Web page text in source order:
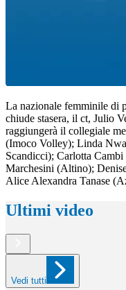
La nazionale femminile di
chiude stasera, il ct, Julio
raggiungerà il collegiale
(Imoco Volley); Linda
Scandicci); Carlotta
Marchesini (Altino);
Alice Alexandra Tanase
Ultimi video
Vedi tutti